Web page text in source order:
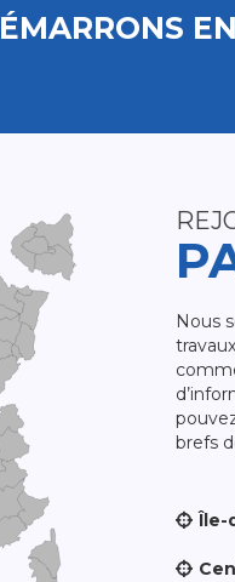
Nous
brefs
Île-